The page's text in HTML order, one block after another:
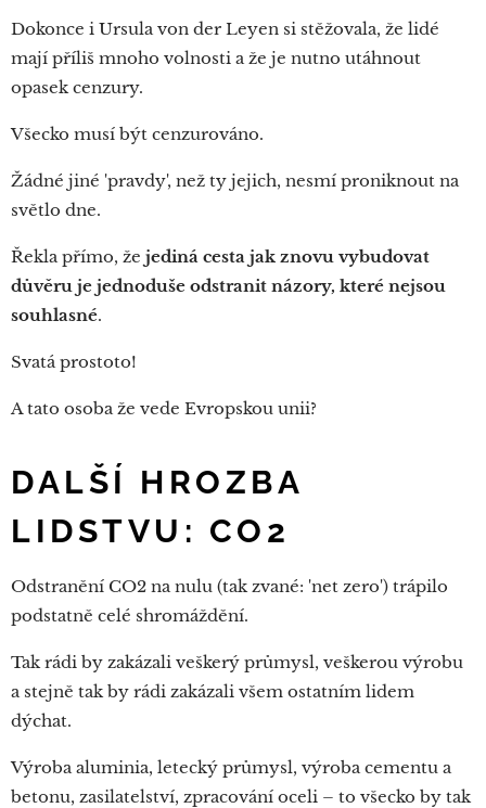
Dokonce i Ursula von der Leyen si stěžovala, že lidé
mají příliš mnoho volnosti a že je nutno utáhnout
opasek cenzury.
Všecko musí být cenzurováno.
Žádné jiné 'pravdy', než ty jejich, nesmí proniknout na
světlo dne.
Řekla přímo, že jediná cesta jak znovu vybudovat
důvěru je jednoduše odstranit názory, které nejsou
souhlasné.
Svatá prostoto!
A tato osoba že vede Evropskou unii?
DALŠÍ HROZBA
LIDSTVU: CO2
Odstranění CO2 na nulu (tak zvané: 'net zero') trápilo
podstatně celé shromáždění.
Tak rádi by zakázali veškerý průmysl, veškerou výrobu
a stejně tak by rádi zakázali všem ostatním lidem
dýchat.
Výroba aluminia, letecký průmysl, výroba cementu a
betonu, zasilatelství, zpracování oceli – to všecko by tak